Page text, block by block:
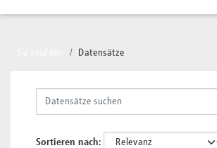
Datensätze
Sortieren nach